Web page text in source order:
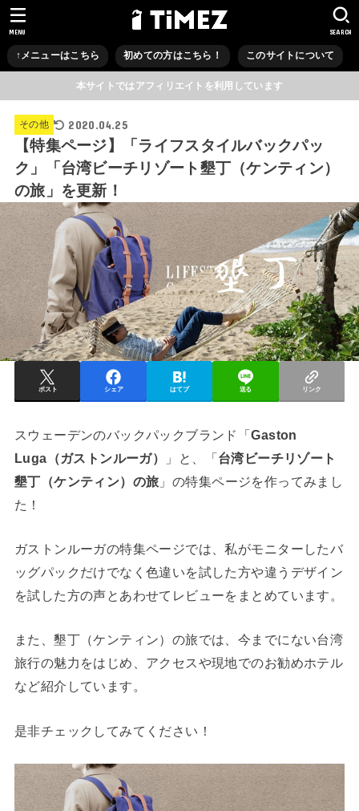
↑メニューはこちら 初めての方はこちら！ このサイトについて
SEARCH
MENU
本サイトではアフィリエイトを利用しています
その他 2020.04.25
【特集ページ】「ライフスタイルバックパッ
ク」「台湾ビーチリゾート墾丁（ケンティン）
の旅」を更新！
ポスト シェア はてブ 送る リンク
スウェーデンのバックパックブランド「Gaston
Luga（ガストンルーガ）
」と、「台湾ビーチリゾート
墾丁（ケンティン）の旅 」の特集ページを作ってみまし
た！
ガストンルーガの特集ページでは、私がモニターしたバ
ッグパックだけでなく色違いを試した方や違うデザイン
を試した方の声とあわせてレビューをまとめています。
また、墾丁（ケンティン）の旅では、今までにない台湾
旅行の魅力をはじめ、アクセスや現地でのお勧めホテル
など紹介しています。
是非チェックしてみてください！